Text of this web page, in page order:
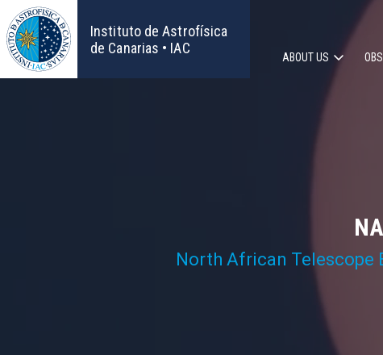
Skip
to
main
content
Instituto de Astrofísica
de Canarias • IAC
navigation
ABOUT US
North African Telescope